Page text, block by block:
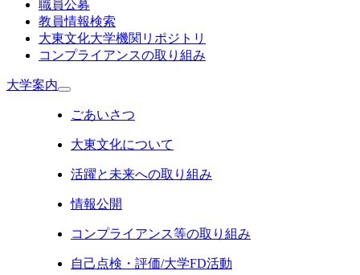
職員公募
教員情報検索
大東文化大学機関リポジトリ
コンプライアンスの取り組み
大学案内
ごあいさつ
大東文化について
活躍と未来への取り組み
情報公開
コンプライアンス等の取り組み
自己点検・評価/大学FD活動